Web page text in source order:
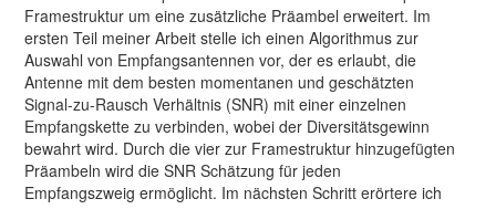
Framestruktur um eine zusätzliche Präambel erweitert. Im
ersten Teil meiner Arbeit stelle ich einen Algorithmus zur
Auswahl von Empfangsantennen vor, der es erlaubt, die
Antenne mit dem besten momentanen und geschätzten
Signal-zu-Rausch Verhältnis (SNR) mit einer einzelnen
Empfangskette zu verbinden, wobei der Diversitätsgewinn
bewahrt wird. Durch die vier zur Framestruktur hinzugefügten
Präambeln wird die SNR Schätzung für jeden
Empfangszweig ermöglicht. Im nächsten Schritt erörtere ich